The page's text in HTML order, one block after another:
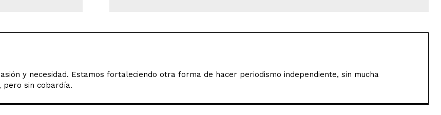
y necesidad. Estamos fortaleciendo otra forma de hacer periodismo independiente, sin mucha
pero sin cobardía.